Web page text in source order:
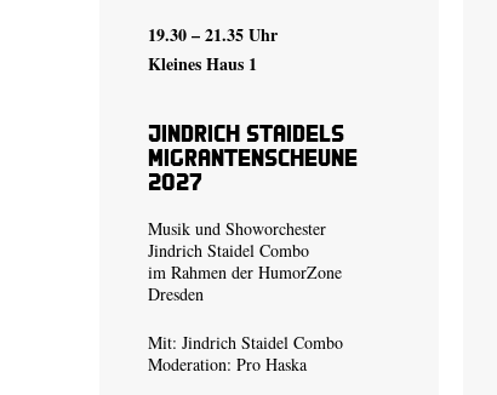
19.30 – 21.35 Uhr
Kleines Haus 1
Jindrich Staidels
Migrantenscheune
2027
Musik und Showorchester
Jindrich Staidel Combo
im Rahmen der HumorZone
Dresden
Mit: Jindrich Staidel Combo
Moderation: Pro Haska